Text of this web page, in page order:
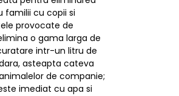
familii cu copii si
provocate de
o gama larga de
intr-un litru de
asteapta cateva
de companie;
imediat cu apa si